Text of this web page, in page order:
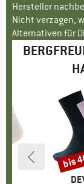
Hersteller
Nicht verzagen,
Alternativen für
bis